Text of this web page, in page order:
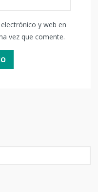
y web en
vez que comente.